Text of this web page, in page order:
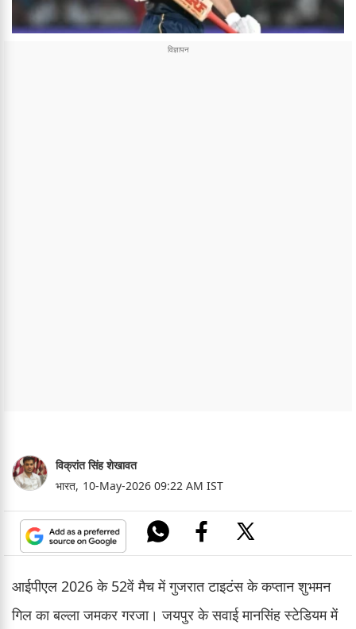
विक्रांत सिंह शेखावत
भारत, 10-May-2026 09:22 AM IST
आईपीएल 2026 के 52वें मैच में गुजरात टाइटंस के कप्तान शुभमन
गिल का बल्ला जमकर गरजा। जयपुर के सवाई मानसिंह स्टेडियम में